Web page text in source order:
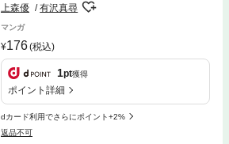
上森優 有沢真尋
マンガ
176(税込)
1pt獲得
ポイント詳細
dカード利用でさらにポイント+2%
返品不可